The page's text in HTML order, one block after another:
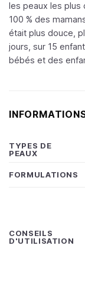
les peaux les plus
100 % des
était plus douce,
jours, sur 15
bébés et des
TYPES DE
PEAUX
FORMULATIONS
CONSEILS
D'UTILISATION